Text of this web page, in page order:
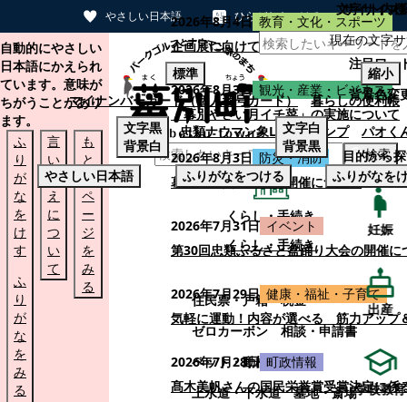
やさしい日本語 ひらがなをつける
本文へスキップする
自動的にやさしい
日本語にかえられ
ています。意味が
ちがうことがあり
ます。
ふ
り
が
な
を
け
す
ふ
り
が
な
を
み
る
言
い
替
え
に
つ
い
て
も
と
の
ペ
ー
ジ
を
み
る
検索
くらし・手続き
くらし・手続き
住民票・戸籍
税金
ゼロカーボン
相談・申請書
ペット・動植物
ごみ
上水道・下水道
墓地・斎場
2026年8月4日 教育・文化・スポーツ
企画展に向けて：安東ウメ子さんとの思
2026年8月3日 観光・産業・ビジネス
「幕別やさい月イチ菜」の実施について
2026年8月3日 防災・消防
幕別町防災フェアの開催について
2026年7月31日 イベント
第30回忠類ふるさと盆踊り大会の開催に
2026年7月29日 健康・福祉・子育て
気軽に運動！内容が選べる 筋力アップ
2026年7月28日 町政情報
髙木美帆さんの国民栄誉賞受賞決定に係
サイト内
注目ワー
マイナンバーカード（個人番号カード）
暮らしの便利帳
忠類ナウマン象LINEスタンプ
パオく
目的から
妊娠
出産
学校教育
文字サイズ
現在の文字
標準
縮小
背景色変
文字黒
背景白
文字白
背景黒
やさしい日本語
ふりがなをつける ふりがなを